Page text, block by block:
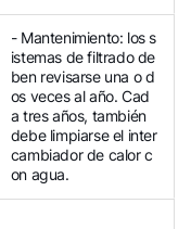
- Mantenimiento: los s
istemas de filtrado de
ben revisarse una o d
os veces al año. Cad
a tres años, también
debe limpiarse el inter
cambiador de calor c
on agua.